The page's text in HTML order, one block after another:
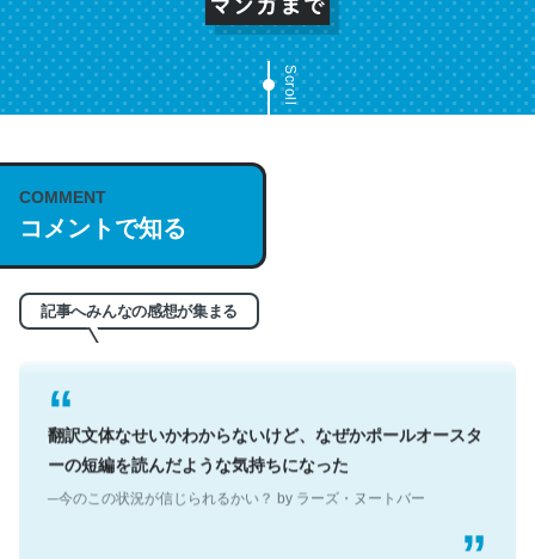
Scroll
COMMENT
コメントで知る
記事へみんなの感想が集まる
これは名文。彼はとてもクレバーなんだろうなと凄く思
う。英語少しでも読める人は原文もお勧め。自分はこの流
れ好き。Let’s Fucking Go. Then Covid hit. Shit.
─今のこの状況が信じられるかい？ by ラーズ・ヌートバー
ーの短編を読んだような気持ちになった